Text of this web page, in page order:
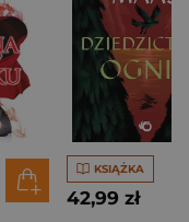
KSIĄŻKA
42,99 zł